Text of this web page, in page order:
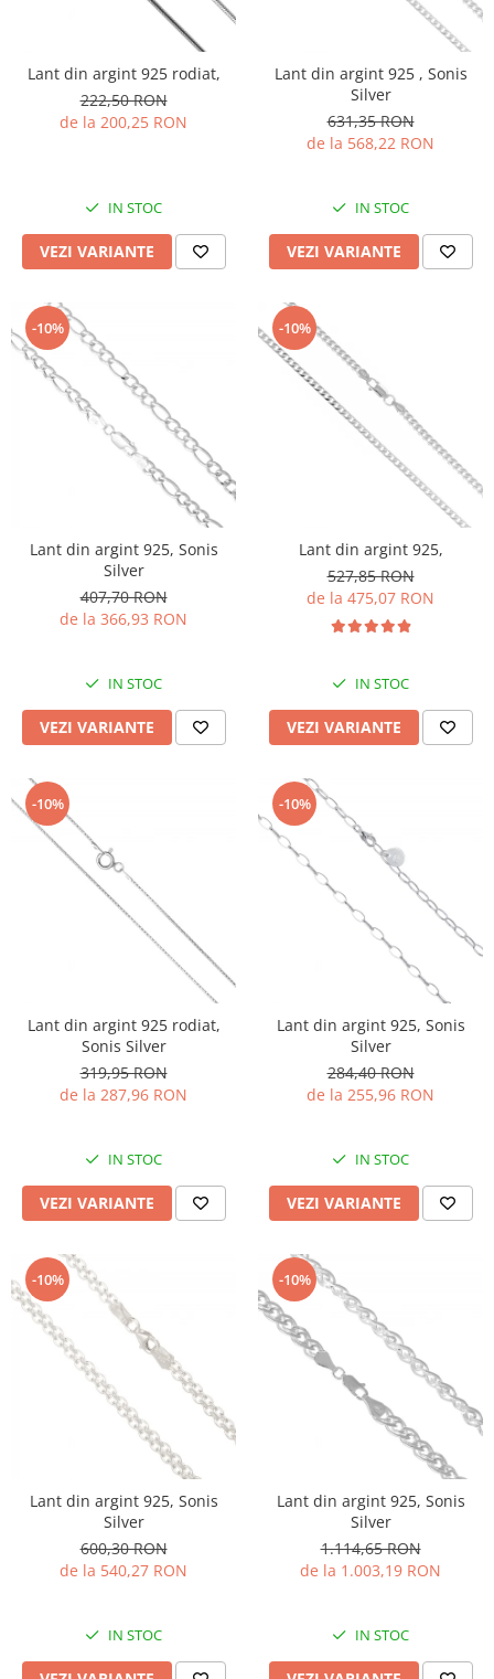
Lant din argint 925 rodiat,
222,50 RON
de la 200,25 RON
IN STOC
VEZI VARIANTE
Lant din argint 925 , Sonis
Silver
631,35 RON
de la 568,22 RON
IN STOC
VEZI VARIANTE
-10%
Lant din argint 925, Sonis
Silver
407,70 RON
de la 366,93 RON
IN STOC
VEZI VARIANTE
-10%
Lant din argint 925,
527,85 RON
de la 475,07 RON
IN STOC
VEZI VARIANTE
-10%
Lant din argint 925 rodiat,
Sonis Silver
319,95 RON
de la 287,96 RON
IN STOC
VEZI VARIANTE
-10%
Lant din argint 925, Sonis
Silver
284,40 RON
de la 255,96 RON
IN STOC
VEZI VARIANTE
-10%
Lant din argint 925, Sonis
Silver
600,30 RON
de la 540,27 RON
IN STOC
-10%
Lant din argint 925, Sonis
Silver
1.114,65 RON
de la 1.003,19 RON
IN STOC